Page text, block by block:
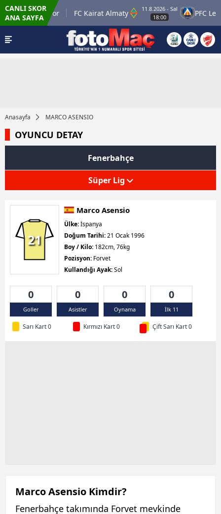
CANLI SKOR
ANA SAYFA
Petrolspor FC Kairat Almaty
11.8.2026 - Sal
18:00
PFC
Anasayfa MARCO ASENSIO
OYUNCU DETAY
Fenerbahçe
Süper Lig
21
Marco Asensio
Ülke:İspanya
Doğum Tarihi:21 Ocak 1996
Boy / Kilo: 182cm, 76kg
Pozisyon: Forvet
Kullandığı Ayak:Sol
0
Goller
0
Asistler
0
Oynama
0
İlk 11
Sarı Kart 0 Kırmızı Kart 0 Çift Sarı Kart 0
Marco Asensio Kimdir?
Fenerbahçe takımında Forvet mevkinde